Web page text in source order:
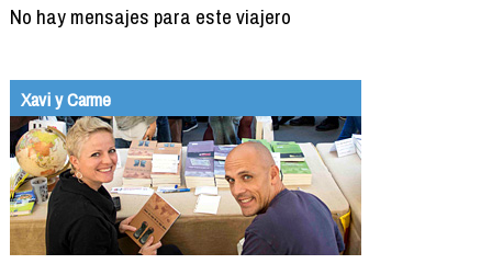
No hay mensajes para este viajero
Xavi y Carme